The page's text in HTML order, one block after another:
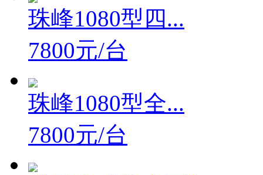
珠峰1080型四...
7800元/台
珠峰1080型全...
7800元/台